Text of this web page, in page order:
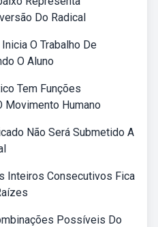
Do Radical
O Trabalho De
O Aluno
Tem Funções
Movimento Humano
Não Será Submetido A
Inteiros Consecutivos Fica
Possíveis Do